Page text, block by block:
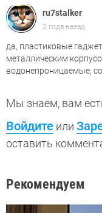
ru7stalker
2 года назад
да, пластиковые
металлическим
водонепроницаемые,
Мы знаем, вам
Войдите или
оставить
Рекомендуем